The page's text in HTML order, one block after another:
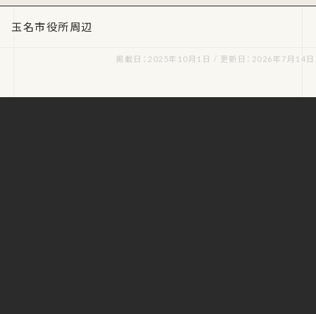
玉名市役所周辺
掲載日：2025年10月1日 / 更新日：2026年7月14日